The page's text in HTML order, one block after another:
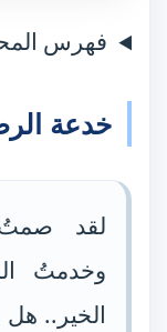
فهرس
خدعة
لقد صمتُ
وخدمتُ
الخير..